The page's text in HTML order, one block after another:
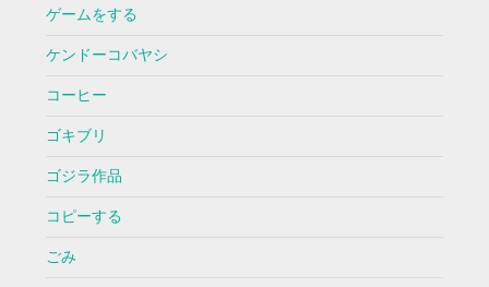
ゲームをする
ケンドーコバヤシ
コーヒー
ゴキブリ
ゴジラ作品
コピーする
ごみ